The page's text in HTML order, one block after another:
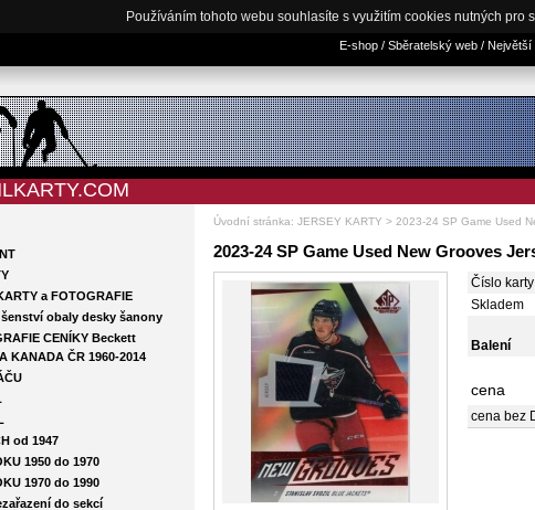
Používáním tohoto webu souhlasíte s využitím cookies nutných pro
E-shop / Sběratelský web /
Úvodní stránka: JERSEY KARTY > 2023-24 SP Game Used
a FOTOGRAFIE
obaly desky šanony
CENÍKY Beckett
KANADA ČR 1960-2014
od 1947
1950 do 1970
1970 do 1990
do sekcí
2023-24 SP Game Used New Grooves
Číslo karty
Skladem
Balení
cena
cena bez